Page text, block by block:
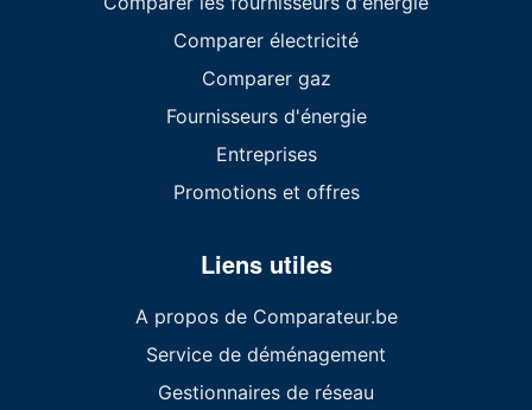
Comparer électricité
Comparer gaz
Fournisseurs d'énergie
Entreprises
Promotions et offres
Liens utiles
A propos de Comparateur.be
Service de déménagement
Gestionnaires de réseau